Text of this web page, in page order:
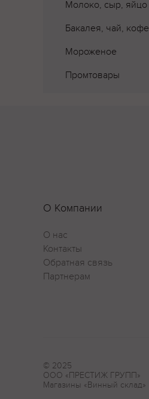
Молоко, сыр, яйцо
Бакалея, чай, кофе
Мороженое
Промтовары
О Компании
О нас
Контакты
Обратная связь
Партнерам
© 2025
ООО «ПРЕСТИЖ ГРУПП»
Магазины «Винный склад»